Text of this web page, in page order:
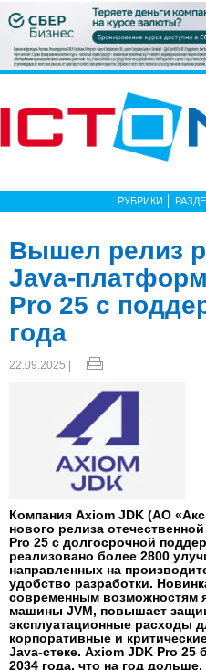
РУБРИКИ
Вышел релиз
Java-
Pro 25 с
года
22.09.2025 |
Компания Axiom JDK (АО
нового релиза
Pro 25 с долгосрочной
реализовано более 2800
направленных на
удобство разработки.
современным возможностям
машины JVM, повышает
эксплуатационные расходы
корпоративные и
Java-стеке. Axiom JDK Pro 25
2034 года, что на год